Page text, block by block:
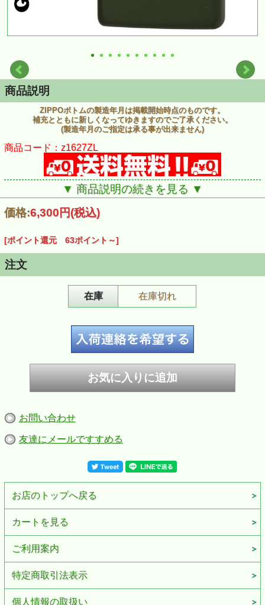
商品説明
ZIPPOボトムの製造年月は掲載開始時点のものです。
補充とともに新しくなってゆきますのでご了承ください。
(製造年月のご指定は承る事が出来ません)
商品コード：z1627ZL
▼ 商品説明の続きを見る ▼
価格:6,300円(税込)
[ポイント還元 63ポイント～]
注文
在庫 在庫切れ
お問い合わせ
友達にメールですすめる
お店のトップへ戻る
カートを見る
ご利用案内
特定商取引法表示
個人情報の取扱い